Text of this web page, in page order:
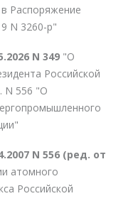
Распоряжение
N 3260-р"
N 349 "О
Российской
N 556 "О
N 556 (ред. от
атомного
Российской